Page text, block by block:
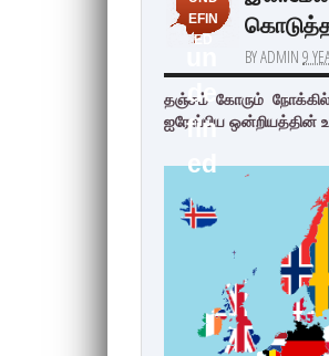
EFIN
ED
de
fin
ed
BY ADMIN 9
தஞ்சம் கோரும் நோக்கில்
ஐரோப்பிய ஒன்றியத்தின்